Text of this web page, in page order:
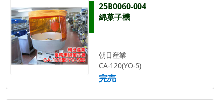
25B0060-004
綿菓子機
朝日産業
CA-120(YO-5)
完売